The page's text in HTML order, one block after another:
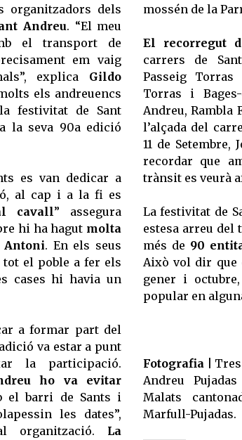
organitzadors dels
Andreu. “El meu
el transport de
em vaig
explica Gildo
els andreuencs
festivitat de Sant
la seva 90a edició
es van dedicar a
al cap i a la fi es
cavall” assegura
hi ha hagut molta
Antoni. En els seus
el poble a fer els
cases hi havia un
a formar part del
va estar a punt
la participació.
ho va evitar
el barri de Sants i
les dates”,
organització. La
mossén de la
El recorregut
carrers de
Passeig Torras
Torras i
Andreu, Rambla
l’alçada del
11 de Setembre,
recordar que
trànsit es veurà
La festivitat de
estesa arreu
més de 90
Això vol dir que
gener i
popular en
Fotografia |
Andreu
Malats
Marfull-Pujadas.